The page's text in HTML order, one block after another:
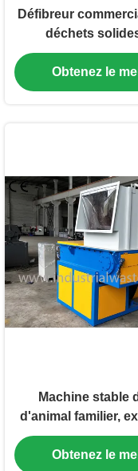
Défibreur
déchets
industrielle du
Obtenez le
Machine stable
d'animal familier,
d'axe de
simple de
Obtenez le